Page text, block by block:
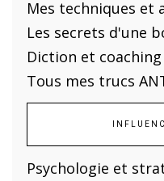
Mes techniques et
Les secrets d'une
Diction et coaching
Tous mes trucs
Psychologie et